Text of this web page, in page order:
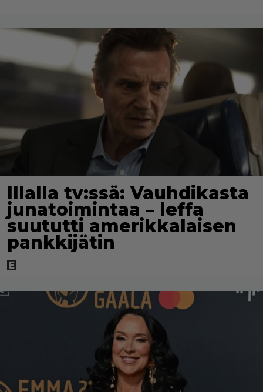
Illalla tv:ssä: Vauhdikasta
junatoimintaa – leffa
suututti amerikkalaisen
pankkijätin